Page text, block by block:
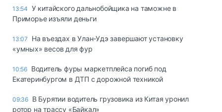
13:54 У китайского дальнобойщика на таможне в
Приморье изъяли деньги
13:07
Ha въeздax в Улaн-Удэ зaвepшaют ycтaнoвкy
«yмныx» вecoв для фyp
10:56 Водитель фуры маркетплейса погиб под
Екатеринбургом в ДТП с дорожной техникой
09:36 В Бурятии водитель грузовика из Китая уронил
ротор на трассу «Байкал»